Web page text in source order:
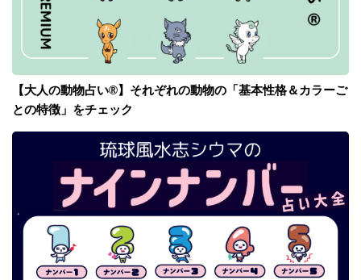
【大人の動物占い®】それぞれの動物の「基本性格＆カラーご
との特徴」をチェック